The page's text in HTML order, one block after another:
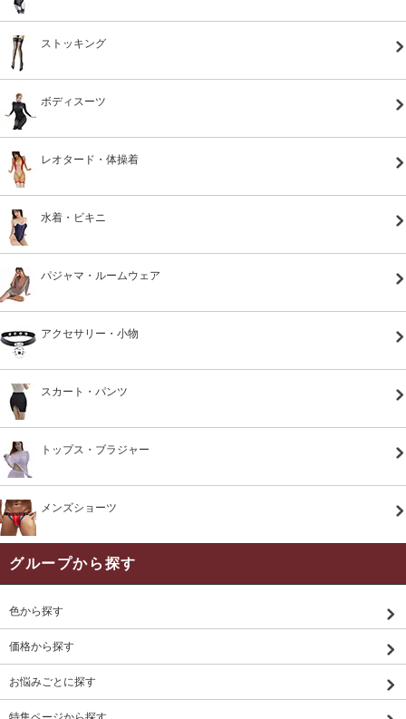
ストッキング
ボディスーツ
レオタード・体操着
水着・ビキニ
パジャマ・ルームウェア
アクセサリー・小物
スカート・パンツ
トップス・ブラジャー
メンズショーツ
グループから探す
色から探す
価格から探す
お悩みごとに探す